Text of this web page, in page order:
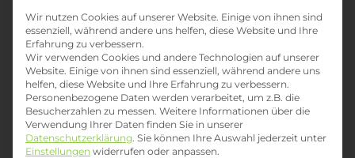
Wir nutzen Cookies auf unserer Website. Einige von ihnen sind
essenziell, während andere uns helfen, diese Website und Ihre
Erfahrung zu verbessern.
Wir verwenden Cookies und andere Technologien auf unserer
Website. Einige von ihnen sind essenziell, während andere uns
helfen, diese Website und Ihre Erfahrung zu verbessern.
Personenbezogene Daten werden verarbeitet, um z.B. die
Besucherzahlen zu messen. Weitere Informationen über die
Verwendung Ihrer Daten finden Sie in unserer
Datenschutzerklärung. Sie können Ihre Auswahl jederzeit unter
Einstellungen widerrufen oder anpassen.